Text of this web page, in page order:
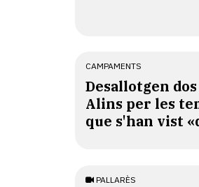
CAMPAMENTS
​Desallotgen
Alins per les
que s'han vist
PALLARÈS